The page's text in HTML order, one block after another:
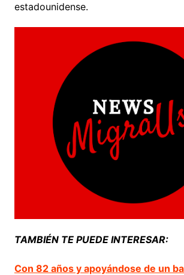
estadounidense.
TAMBIÉN TE PUEDE INTERESAR:
Con 82 años y apoyándose de un